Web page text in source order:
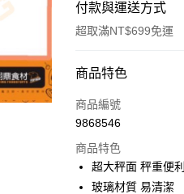
付款與運送方式
超取滿NT$699免運
付款方式
信用卡一次付款
運送方式
商品特色
商品編號
9868546
商品特色
超大秤面 秤重便利
玻璃材質 易清潔